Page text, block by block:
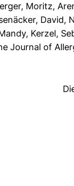
Moritz,
David,
, Kerzel,
Journal of